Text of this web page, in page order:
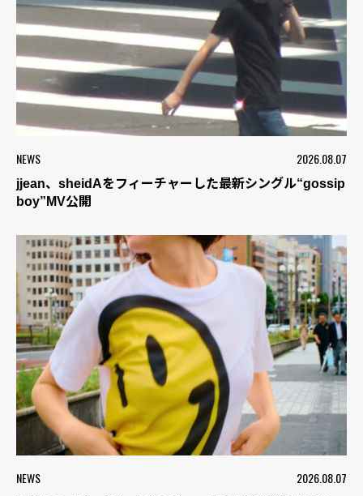
NEWS 2026.08.07
jjean、sheidAをフィーチャーした最新シングル“gossip
boy”MV公開
NEWS 2026.08.07